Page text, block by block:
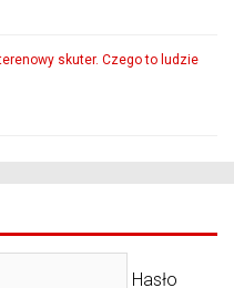
skuter. Czego to ludzie
Hasło